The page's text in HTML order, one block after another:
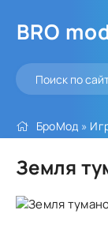
BRO
БроМод »
Земля